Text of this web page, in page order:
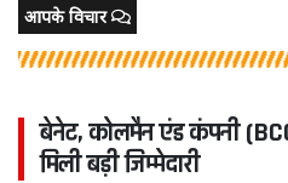
आपके विचार
बेनेट, कोलमैन एंड कंपनी
मिली बड़ी जिम्मेदारी